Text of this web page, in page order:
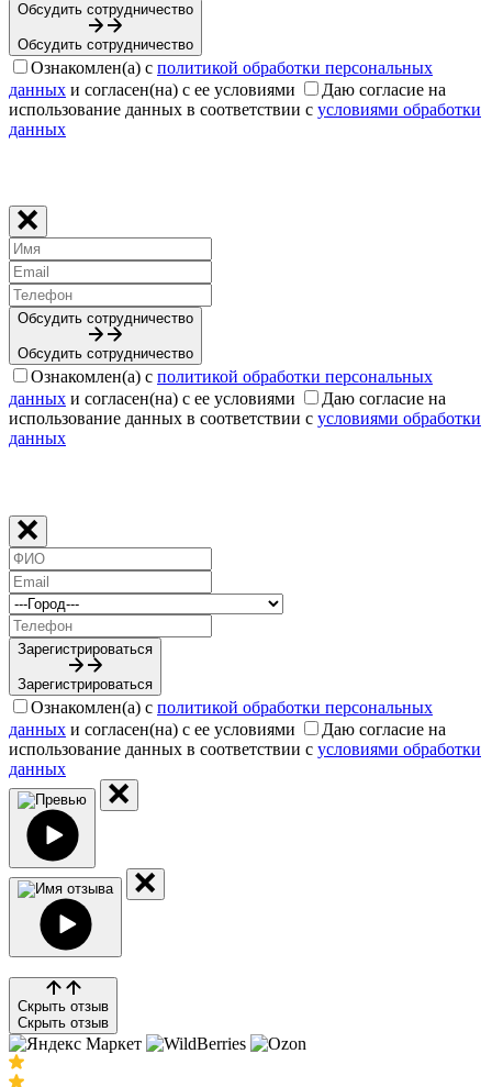
Обсудить сотрудничество
Обсудить сотрудничество
Ознакомлен(а) с политикой обработки персональных
данных и согласен(на) с ее условиями
Даю согласие на
использование данных в соответствии с условиями обработки
данных
Обсудить сотрудничество
Обсудить сотрудничество
Ознакомлен(а) с политикой обработки персональных
данных и согласен(на) с ее условиями
Даю согласие на
использование данных в соответствии с условиями обработки
данных
Зарегистрироваться
Зарегистрироваться
Ознакомлен(а) с политикой обработки персональных
данных и согласен(на) с ее условиями
Даю согласие на
использование данных в соответствии с условиями обработки
данных
Скрыть отзыв
Скрыть отзыв